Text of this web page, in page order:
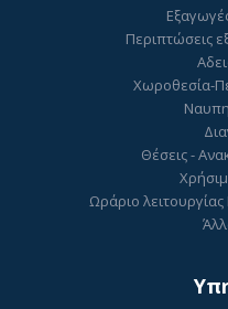
Περιπτώσεις
Χωροθεσία-
Θέσεις -
Ωράριο